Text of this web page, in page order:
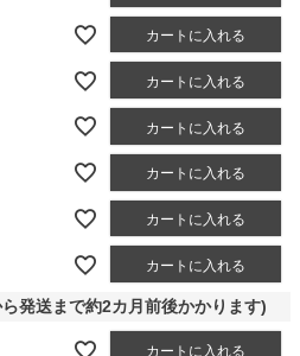
カートに入れる
カートに入れる
カートに入れる
カートに入れる
カートに入れる
カートに入れる
発送まで約2カ月前後かかります)
カートに入れる